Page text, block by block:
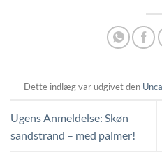
Dette indlæg var udgivet den
Ugens Anmeldelse: Skøn
sandstrand – med palmer!